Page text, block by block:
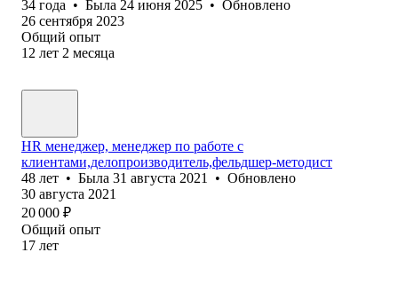
34 года • Была 24 июня 2025 • Обновлено
26 сентября 2023
Общий опыт
12 лет 2 месяца
HR менеджер, менеджер по работе с
клиентами,делопроизводитель,фельдшер-методист
48 лет • Была 31 августа 2021 • Обновлено
30 августа 2021
20 000 ₽
Общий опыт
17 лет